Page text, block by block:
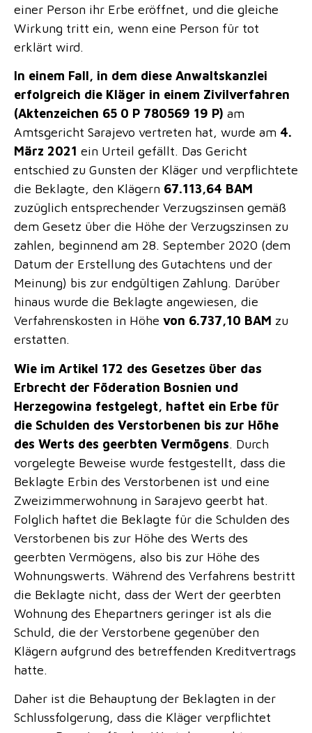
einer Person ihr Erbe eröffnet, und die gleiche
Wirkung tritt ein, wenn eine Person für tot
erklärt wird.
In einem Fall, in dem diese Anwaltskanzlei
erfolgreich die Kläger in einem Zivilverfahren
(Aktenzeichen 65 0 P 780569 19 P) am
Amtsgericht Sarajevo vertreten hat, wurde am 4.
März 2021 ein Urteil gefällt. Das Gericht
entschied zu Gunsten der Kläger und verpflichtete
die Beklagte, den Klägern 67.113,64 BAM
zuzüglich entsprechender Verzugszinsen gemäß
dem Gesetz über die Höhe der Verzugszinsen zu
zahlen, beginnend am 28. September 2020 (dem
Datum der Erstellung des Gutachtens und der
Meinung) bis zur endgültigen Zahlung. Darüber
hinaus wurde die Beklagte angewiesen, die
Verfahrenskosten in Höhe von 6.737,10 BAM zu
erstatten.
Wie im Artikel 172 des Gesetzes über das
Erbrecht der Föderation Bosnien und
Herzegowina festgelegt, haftet ein Erbe für
die Schulden des Verstorbenen bis zur Höhe
des Werts des geerbten Vermögens. Durch
vorgelegte Beweise wurde festgestellt, dass die
Beklagte Erbin des Verstorbenen ist und eine
Zweizimmerwohnung in Sarajevo geerbt hat.
Folglich haftet die Beklagte für die Schulden des
Verstorbenen bis zur Höhe des Werts des
geerbten Vermögens, also bis zur Höhe des
Wohnungswerts. Während des Verfahrens bestritt
die Beklagte nicht, dass der Wert der geerbten
Wohnung des Ehepartners geringer ist als die
Schuld, die der Verstorbene gegenüber den
Klägern aufgrund des betreffenden Kreditvertrags
hatte.
Daher ist die Behauptung der Beklagten in der
Schlussfolgerung, dass die Kläger verpflichtet